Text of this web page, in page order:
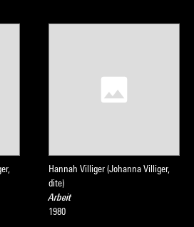
Hannah Villiger (Johanna Villiger,
dite)
Arbeit
1980